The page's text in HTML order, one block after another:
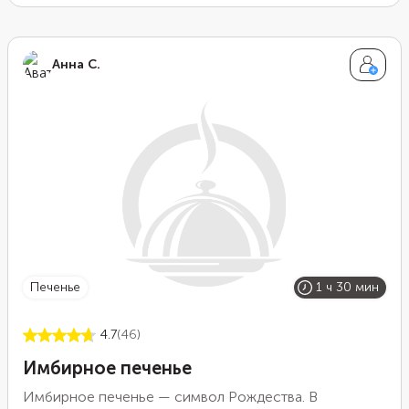
Анна С.
печенье 1 ч 30 мин
4.7(46)
Имбирное печенье
Имбирное печенье — символ Рождества. В